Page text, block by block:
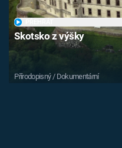
Skotsko z výšky
Přírodopisný / Dokumentární